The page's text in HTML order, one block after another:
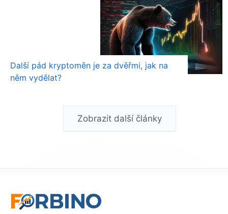
Další pád kryptoměn je za dvěřmi, jak na
něm vydělat?
Zobrazit další články